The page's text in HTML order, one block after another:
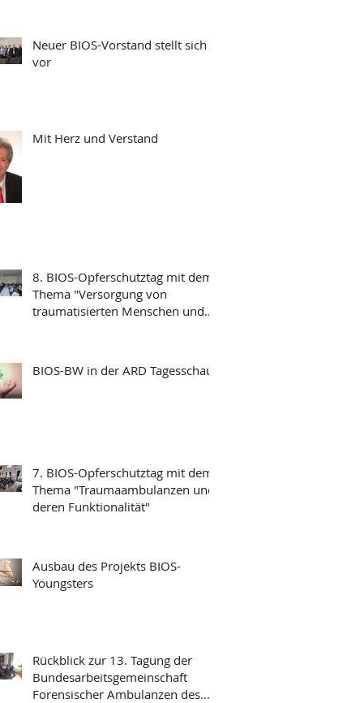
Neuer BIOS-Vorstand stellt sich
vor
Mit Herz und Verstand
8. BIOS-Opferschutztag mit dem
Thema "Versorgung von
traumatisierten Menschen und
BIOS-BW in der ARD Tagesschau
7. BIOS-Opferschutztag mit dem
Thema "Traumaambulanzen und
deren Funktionalität"
Ausbau des Projekts BIOS-
Youngsters
Rückblick zur 13. Tagung der
Bundesarbeitsgemeinschaft
Forensischer Ambulanzen des